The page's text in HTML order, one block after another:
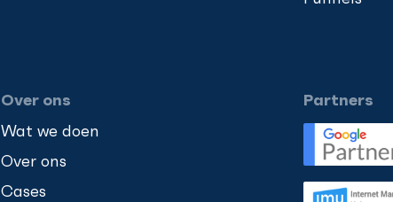
Over ons
Wat we doen
Over ons
Cases
Partners